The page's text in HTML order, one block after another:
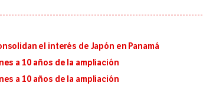
el interés de Japón en Panamá
a 10 años de la ampliación
a 10 años de la ampliación
referencias hacia sus adversarios, el
presidente de Brasil, Luiz Inácio Lula
da Silva, oficializó este domingo su
candidatura...